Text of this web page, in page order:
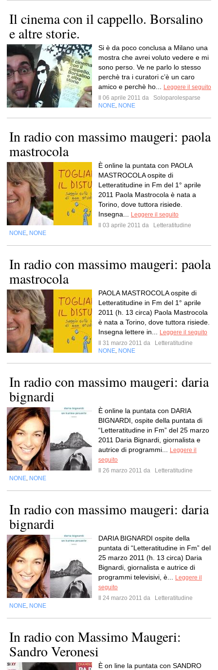
Il cinema con il cappello. Borsalino
e altre storie.
Si è da poco conclusa a Milano una
mostra che avrei voluto vedere e mi
sono perso. Ve ne parlo lo stesso
perchè tra i curatori c’è un caro
amico e perchè ho...
Leggere il seguito
Il 06 aprile 2011 da
Soloparolesparse
NONE NONE
In radio con massimo maugeri: paola
mastrocola
È online la puntata con PAOLA
MASTROCOLA ospite di
Letteratitudine in Fm del 1° aprile
2011 Paola Mastrocola è nata a
Torino, dove tuttora risiede.
Insegna...
Leggere il seguito
Il 03 aprile 2011 da
Letteratitudine
NONE NONE
In radio con massimo maugeri: paola
mastrocola
PAOLA MASTROCOLA ospite di
Letteratitudine in Fm del 1° aprile
2011 (h. 13 circa) Paola Mastrocola
è nata a Torino, dove tuttora risiede.
Insegna lettere in...
Leggere il seguito
Il 31 marzo 2011 da
Letteratitudine
NONE NONE
In radio con massimo maugeri: daria
bignardi
È online la puntata con DARIA
BIGNARDI, ospite della puntata di
“Letteratitudine in Fm” del 25 marzo
2011 Daria Bignardi, giornalista e
autrice di programmi...
Leggere il
seguito
Il 26 marzo 2011 da
Letteratitudine
NONE NONE
In radio con massimo maugeri: daria
bignardi
DARIA BIGNARDI ospite della
puntata di “Letteratitudine in Fm” del
25 marzo 2011 (h. 13 circa) Daria
Bignardi, giornalista e autrice di
programmi televisivi, è...
Leggere il
seguito
Il 24 marzo 2011 da
Letteratitudine
NONE NONE
In radio con Massimo Maugeri:
Sandro Veronesi
È on line la puntata con SANDRO